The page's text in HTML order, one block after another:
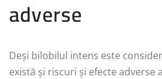
adverse
Deși bilobilul intens este
există și riscuri și efecte adverse